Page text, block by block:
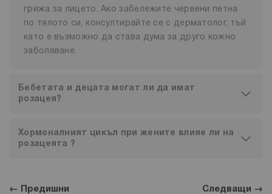
грижа за лицето. Ако забележите червени петна
по тялото си, консултирайте се с дерматолог, тъй
като е възможно да става дума за друго кожно
заболяване.
Бебетата и децата могат ли да имат
розацея?
Хормоналният цикъл при жените влияе ли на
розацеята ?
← Предишни Следващи →